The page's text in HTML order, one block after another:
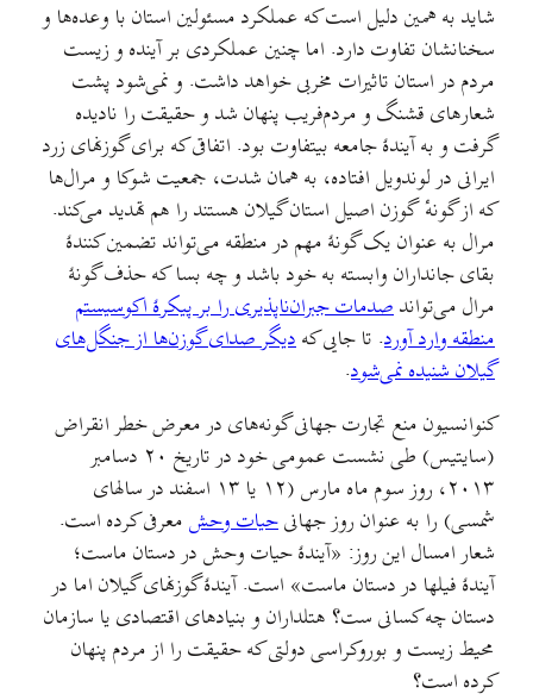
شاید به همین دلیل است که عملکرد مسئولین استان با وعده‌ها و
سخنانشان تفاوت دارد. اما چنین عملکردی بر آینده و زیست
مردم در استان تاثیرات مخربی خواهد داشت. و نمی‌شود پشت
شعارهای قشنگ و مردم‌فریب پنهان شد و حقیقت را نادیده
گرفت و به آیندهٔ جامعه بیتفاوت بود. اتفاقی که برای گوزنهای زرد
ایرانی در لوندویل افتاده، به همان شدت، جمعیت شوکا و مرال‌ها
که از گونه‌ٔ گوزن اصیل استان گیلان هستند را هم تهدید می‌کند.
مرال به عنوان یک گونهٔ مهم در منطقه می‌‌تواند تضمین کنندهٔ
بقای جانداران وابسته به خود باشد و چه بسا که حذف گونهٔ
مرال می‌‌تواندصدمات جبران‌ناپذیری را بر پیکرهٔ اکوسیستم
منطقه وارد آورد. تا جایی کهدیگر صدای گوزن‌ها از جنگل‌های
گیلان شنیده نمی‌شود.
کنوانسیون منع تجارت جهانی گونه‌های در معرض خطر انقراض
(سایتیس) طی نشست عمومی خود در تاریخ ۲۰ دسامبر
۲۰۱۳، روز سوم ماه مارس (۱۲ یا ۱۳ اسفند در سالهای
شمسی) را به عنوان روز جهانیحیات وحش معرفی کرده است.
شعار امسال این روز: «آیندهٔ حیات وحش در دستان ماست؛
آیندهٔ فیلها در دستان ماست» است. آیندهٔ گوزنهای گیلان اما در
دستان چه کسانی ست؟ هتلداران و بنیادهای اقتصادی یا سازمان
محیط‌ زیست و بوروکراسی دولتی که حقیقت را از مردم پنهان
کرده است؟